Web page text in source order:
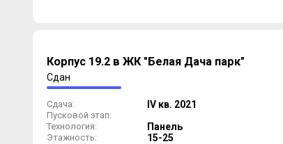
Корпус 19.2 в ЖК "Белая Дача парк"
Сдан
Сдача: IV кв. 2021
Пусковой этап:
Технология:
Панель
Этажность: 15-25